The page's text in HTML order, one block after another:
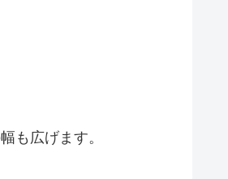
も広げます。